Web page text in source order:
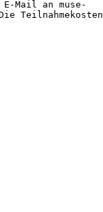
Teilnahmekosten